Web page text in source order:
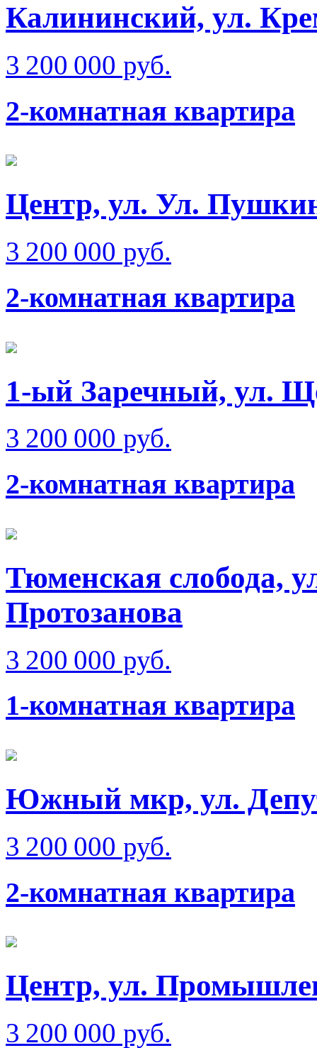
Калининский, ул.
3 200 000 руб.
2-комнатная квартира
Центр, ул. Ул.
3 200 000 руб.
2-комнатная квартира
1-ый Заречный, ул.
3 200 000 руб.
2-комнатная квартира
Тюменская слобода,
Протозанова
3 200 000 руб.
1-комнатная квартира
Южный мкр, ул.
3 200 000 руб.
2-комнатная квартира
Центр, ул.
3 200 000 руб.